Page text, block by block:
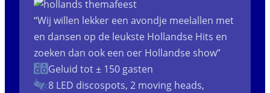
“Wij willen lekker een avondje meelallen met
en dansen op de leukste Hollandse Hits en
zoeken dan ook een oer Hollandse show”
Geluid tot ± 150 gasten
8 LED discospots, 2 moving heads,